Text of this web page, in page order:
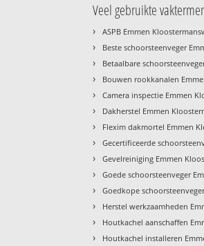
Veel gebruikte
› ASPB Emmen
› Beste schoorsteenveger
› Betaalbare
› Bouwen rookkanalen
› Camera inspectie Emmen
› Dakherstel Emmen
› Flexim dakmortel Emmen
› Gecertificeerde
› Gevelreiniging Emmen
› Goede schoorsteenveger
› Goedkope
› Herstel werkzaamheden
› Houtkachel aanschaffen
› Houtkachel installeren